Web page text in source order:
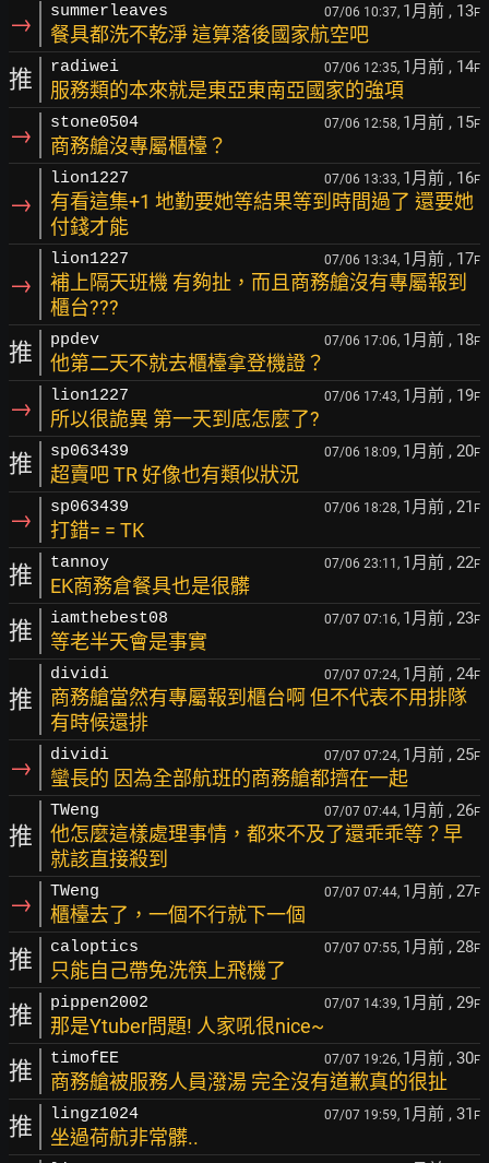
→ summerleaves 07/06 10:37, 1月前 , 13F
餐具都洗不乾淨 這算落後國家航空吧
推 radiwei 07/06 12:35, 1月前 , 14F
服務類的本來就是東亞東南亞國家的強項
→ stone0504 07/06 12:58, 1月前 , 15F
商務艙沒專屬櫃檯？
→
lion1227 07/06 13:33, 1月前 , 16F
有看這集+1 地勤要她等結果等到時間過了 還要她
付錢才能
→
lion1227 07/06 13:34, 1月前 , 17F
補上隔天班機 有夠扯，而且商務艙沒有專屬報到
櫃台???
推 ppdev 07/06 17:06, 1月前 , 18F
他第二天不就去櫃檯拿登機證？
→ lion1227 07/06 17:43, 1月前 , 19F
所以很詭異 第一天到底怎麼了?
推 sp063439 07/06 18:09, 1月前 , 20F
超賣吧 TR 好像也有類似狀況
→ sp063439 07/06 18:28, 1月前 , 21 F
打錯= = TK
推 tannoy 07/06 23:11, 1月前 , 22F
EK商務倉餐具也是很髒
推 iamthebest08 07/07 07:16, 1月前 , 23F
等老半天會是事實
推
dividi 07/07 07:24, 1月前 , 24F
商務艙當然有專屬報到櫃台啊 但不代表不用排隊
有時候還排
→ dividi 07/07 07:24, 1月前 , 25F
蠻長的 因為全部航班的商務艙都擠在一起
推
TWeng 07/07 07:44, 1月前 , 26F
他怎麼這樣處理事情，都來不及了還乖乖等？早
就該直接殺到
→ TWeng 07/07 07:44, 1月前 , 27F
櫃檯去了，一個不行就下一個
推 caloptics 07/07 07:55, 1月前 , 28F
只能自己帶免洗筷上飛機了
推 pippen2002 07/07 14:39, 1月前 , 29F
那是Ytuber問題! 人家吼很nice~
推 timofEE 07/07 19:26, 1月前 , 30F
商務艙被服務人員潑湯 完全沒有道歉真的很扯
推 lingz1024 07/07 19:59, 1月前 , 31 F
坐過荷航非常髒..